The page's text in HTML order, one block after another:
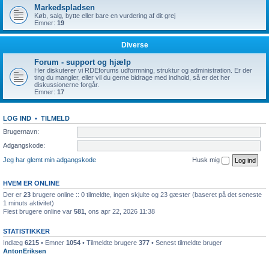
Markedspladsen
Køb, salg, bytte eller bare en vurdering af dit grej
Emner: 19
Diverse
Forum - support og hjælp
Her diskuterer vi RDEforums udformning, struktur og administration. Er der
ting du mangler, eller vil du gerne bidrage med indhold, så er det her
diskussionerne forgår.
Emner: 17
LOG IND • TILMELD
Brugernavn:
Adgangskode:
Jeg har glemt min adgangskode
Husk mig
HVEM ER ONLINE
Der er 23 brugere online :: 0 tilmeldte, ingen skjulte og 23 gæster (baseret på det seneste
1 minuts aktivitet)
Flest brugere online var 581 , ons apr 22, 2026 11:38
STATISTIKKER
Indlæg 6215 • Emner 1054 • Tilmeldte brugere 377 • Senest tilmeldte bruger
AntonEriksen